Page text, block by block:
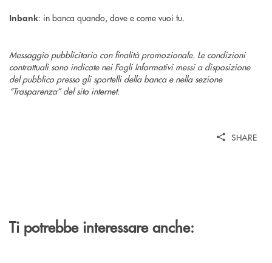
Inbank: in banca quando, dove e come vuoi tu.
Messaggio pubblicitario con finalità promozionale. Le condizioni
contrattuali sono indicate nei Fogli Informativi messi a disposizione
del pubblico presso gli sportelli della banca e nella sezione
“Trasparenza” del sito internet.
SHARE
Ti potrebbe interessare anche: